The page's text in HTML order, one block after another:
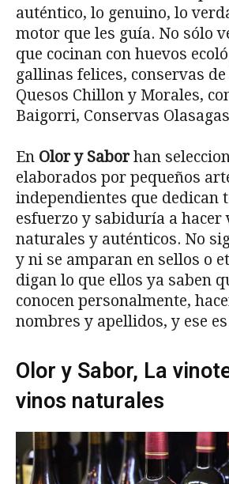
auténtico, lo genuino, lo
motor que les guía. No sólo
que cocinan con huevos
gallinas felices, conservas
Quesos Chillon y Morales,
Baigorri, Conservas
En Olor y Saborhan
elaborados por pequeños
independientes que dedican
esfuerzo y sabiduría a hacer
naturales y auténticos. No
y ni se amparan en sellos o
digan lo que ellos ya saben
conocen personalmente,
nombres y apellidos, y ese
Olor y Sabor, La
vinos naturales